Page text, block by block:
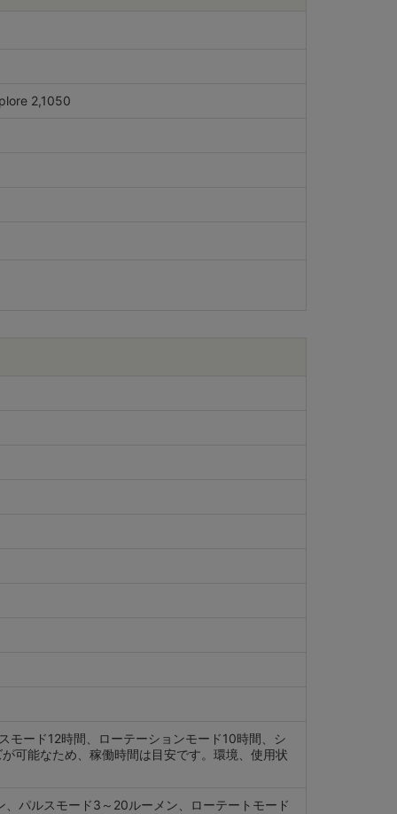
2,1050
モード12時間、ローテーションモード10時間、シ
可能なため、稼働時間は目安です。環境、使用状
パルスモード3～20ルーメン、ローテートモード